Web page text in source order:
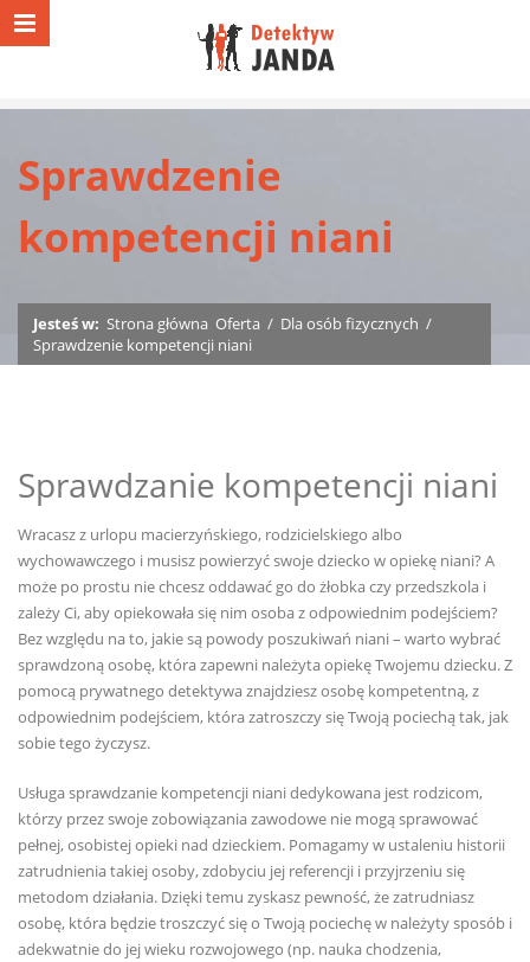
Sprawdzenie
kompetencji niani
Jesteś w: Strona główna Oferta / Dla osób fizycznych /
Sprawdzenie kompetencji niani
Sprawdzanie kompetencji niani
Wracasz z urlopu macierzyńskiego, rodzicielskiego albo
wychowawczego i musisz powierzyć swoje dziecko w opiekę niani? A
może po prostu nie chcesz oddawać go do żłobka czy przedszkola i
zależy Ci, aby opiekowała się nim osoba z odpowiednim podejściem?
Bez względu na to, jakie są powody poszukiwań niani – warto wybrać
sprawdzoną osobę, która zapewni należyta opiekę Twojemu dziecku. Z
pomocą prywatnego detektywa znajdziesz osobę kompetentną, z
odpowiednim podejściem, która zatroszczy się Twoją pociechą tak, jak
sobie tego życzysz.
Usługa sprawdzanie kompetencji niani dedykowana jest rodzicom,
którzy przez swoje zobowiązania zawodowe nie mogą sprawować
pełnej, osobistej opieki nad dzieckiem. Pomagamy w ustaleniu historii
zatrudnienia takiej osoby, zdobyciu jej referencji i przyjrzeniu się
metodom działania. Dzięki temu zyskasz pewność, że zatrudniasz
osobę, która będzie troszczyć się o Twoją pociechę w należyty sposób i
adekwatnie do jej wieku rozwojowego (np. nauka chodzenia,